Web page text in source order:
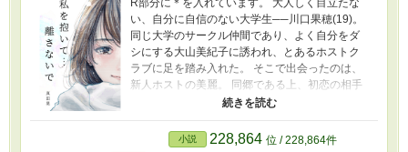
R部分に＊を入れています。 大人しく目立たな
い、自分に自信のない大学生──川口果穂(19)。
同じ大学のサークル仲間であり、よく自分をダ
シにする大山美紀子に誘われ、とあるホストク
ラブに足を踏み入れた。 そこで出会ったのは、
新人ホストの美麗。 同郷である上、初恋の相手
でもある彼の話を聞くうちに、幼い頃の記憶が
蘇り…… 彼の為に貢ぐ決意をする。 しかし、複
雑な家庭環境で育ち孤立無援の果穂は、今のバ
小説 228,864 位 / 228,864件